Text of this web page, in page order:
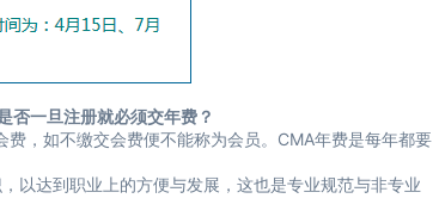
一旦注册就必须交年费？
，如不缴交会费便不能称为会员。CMA年费是每年都要
达到职业上的方便与发展，这也是专业规范与非专业